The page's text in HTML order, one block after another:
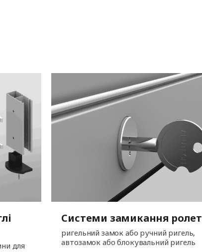
для
Системи замикання ролет
ригельний замок або ручний ригель,
автозамок або блокувальний ригель